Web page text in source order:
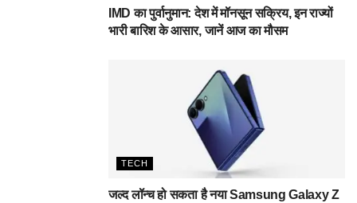
IMD का पुर्वानुमान: देश में मॉनसून सक्रिय, इन राज्यों
भारी बारिश के आसार, जानें आज का मौसम
TECH
जल्द लॉन्च हो सकता है नया Samsung Galaxy Z